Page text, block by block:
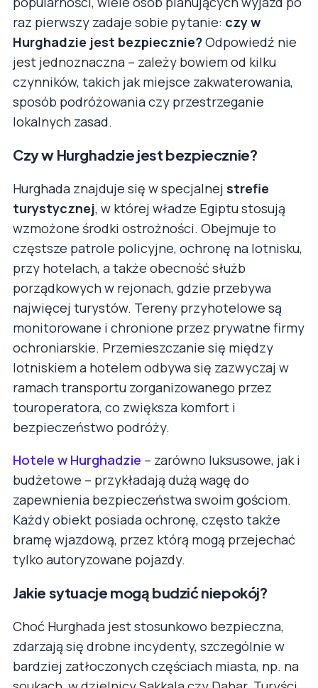
raz pierwszy zadaje sobie pytanie: czy w
Hurghadzie jest bezpiecznie?Odpowiedź nie
jest jednoznaczna – zależy bowiem od kilku
czynników, takich jak miejsce zakwaterowania,
sposób podróżowania czy przestrzeganie
lokalnych zasad.
Czy w Hurghadzie jest bezpiecznie?
Hurghada znajduje się w specjalnej strefie
turystycznej, w której władze Egiptu stosują
wzmożone środki ostrożności. Obejmuje to
częstsze patrole policyjne, ochronę na lotnisku,
przy hotelach, a także obecność służb
porządkowych w rejonach, gdzie przebywa
najwięcej turystów. Tereny przyhotelowe są
monitorowane i chronione przez prywatne firmy
ochroniarskie. Przemieszczanie się między
lotniskiem a hotelem odbywa się zazwyczaj w
ramach transportu zorganizowanego przez
touroperatora, co zwiększa komfort i
bezpieczeństwo podróży.
Hotele w Hurghadzie – zarówno luksusowe, jak i
budżetowe – przykładają dużą wagę do
zapewnienia bezpieczeństwa swoim gościom.
Każdy obiekt posiada ochronę, często także
bramę wjazdową, przez którą mogą przejechać
tylko autoryzowane pojazdy.
Jakie sytuacje mogą budzić niepokój?
Choć Hurghada jest stosunkowo bezpieczna,
zdarzają się drobne incydenty, szczególnie w
bardziej zatłoczonych częściach miasta, np. na